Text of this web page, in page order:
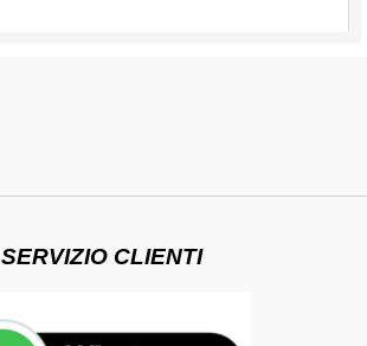
SERVIZIO CLIENTI